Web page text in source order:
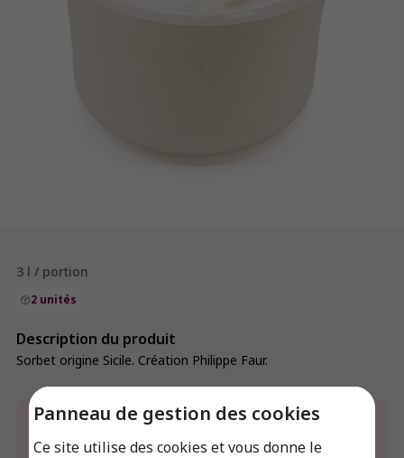
Panneau de gestion des cookies
Ce site utilise des cookies et vous donne le
3 l / portion
2 unités
Description du produit
Sorbet origine Sicile. Création Philippe Faur.
Envie de connaitre le prix de ce produit ?